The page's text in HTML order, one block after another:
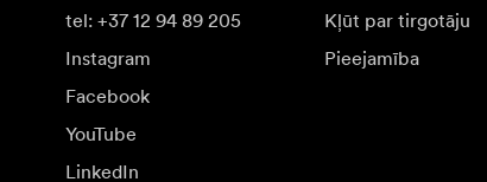
tel: +37 12 94 89 205
Instagram
Facebook
YouTube
LinkedIn
Kļūt par tirgotāju
Pieejamība